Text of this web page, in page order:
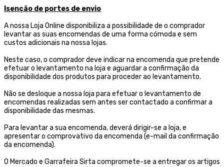
Isenção de portes de envio
A nossa Loja Online disponibiliza a possibilidade de o comprador
levantar as suas encomendas de uma forma cómoda e sem
custos adicionais na nossa lojas.
Neste caso, o comprador deve indicar na encomenda que pretende
efetuar o levantamento na loja e aguardar a confirmação da
disponibilidade dos produtos para proceder ao levantamento.
Não se desloque a nossa loja para efetuar o levantamento de
encomendas realizadas sem antes ser contactado a confirmar a
disponibilidade das mesmas.
Para levantar a sua encomenda, deverá dirigir-se a loja, e
apresentar o comprovativo da encomenda (e-mail da confirmação
da encomenda).
O Mercado e Garrafeira Sirta compromete-se a entregar os artigos